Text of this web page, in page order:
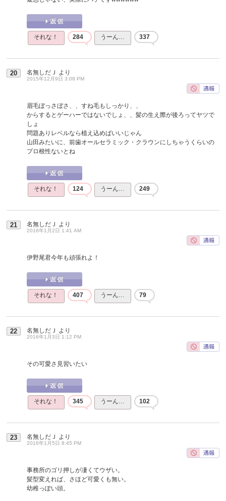
それな！ 284 うーん… 337
20 名無しだＪ より
2015年12月9日 3:08 PM
眉毛ぼっさぼさ、、すね毛もしっかり、、
からするとゲーハーではないでしょ、、髪の生え際が後ろってヤツで
しょ
問題ありレベルなら植え込めばいいじゃん
山田みたいに、前歯オールセラミック・クラウンにしちゃうくらいの
プロ根性ないとね
それな！ 124 うーん… 249
21 名無しだＪ より
2016年1月2日 1:41 AM
伊野尾君今年も頑張れよ！
それな！ 407 うーん… 79
22 名無しだＪ より
2016年1月3日 1:12 PM
その可愛さ見習いたい
それな！ 345 うーん… 102
23 名無しだＪ より
2016年1月5日 8:45 PM
事務所のゴリ押しが凄くてウザい。
髪型変えれば、さほど可愛くも無い。
幼稚っぽい頭。